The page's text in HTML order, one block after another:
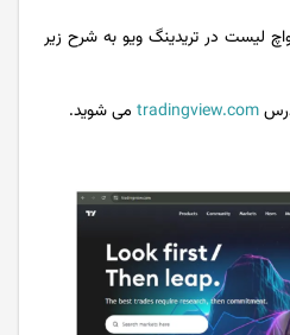
لیست در تریدینگ ویو به شرح زیر
tradingview.com می شوید.